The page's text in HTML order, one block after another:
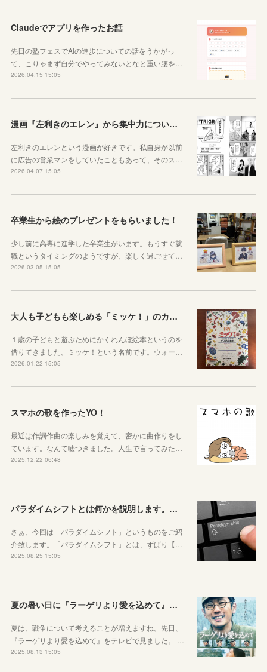
Claudeでアプリを作ったお話
先日の塾フェスでAIの進歩についての話をうかがっ
て、こりゃまず自分でやってみないとなと重い腰を…
2026.04.15 15:05
漫画『左利きのエレン』から集中力について学ぼう
左利きのエレンという漫画が好きです。私自身が以前
に広告の営業マンをしていたこともあって、そのス…
2026.04.07 15:05
卒業生から絵のプレゼントをもらいました！
少し前に高専に進学した卒業生がいます。もうすぐ就
職というタイミングのようですが、楽しく過ごせて…
2026.03.05 15:05
大人も子どもも楽しめる「ミッケ！」のカニに翻弄された話
１歳の子どもと遊ぶためにかくれんぼ絵本というのを
借りてきました。ミッケ！という名前です。ウォー…
2026.01.22 15:05
スマホの歌を作ったYO！
最近は作詞作曲の楽しみを覚えて、密かに曲作りをし
ています。なんて嘘つきました。人生で言ってみた…
2025.12.22 06:48
パラダイムシフトとは何かを説明します。あなたも使ってみましょう
さぁ、今回は「パラダイムシフト」というものをご紹
介致します。「パラダイムシフト」とは、ずばり【…
2025.08.25 15:05
夏の暑い日に『ラーゲリより愛を込めて』を見ました
夏は、戦争について考えることが増えますね。先日、
『ラーゲリより愛を込めて』をテレビで見ました。 …
2025.08.13 15:05